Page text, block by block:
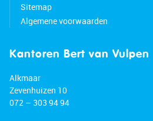
Sitemap
Algemene voorwaarden
Kantoren Bert van Vulpen
Alkmaar
Zevenhuizen 10
072 – 303 94 94